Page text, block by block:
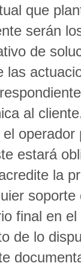
que
serán
de
las
al
estará
la
final en
de lo